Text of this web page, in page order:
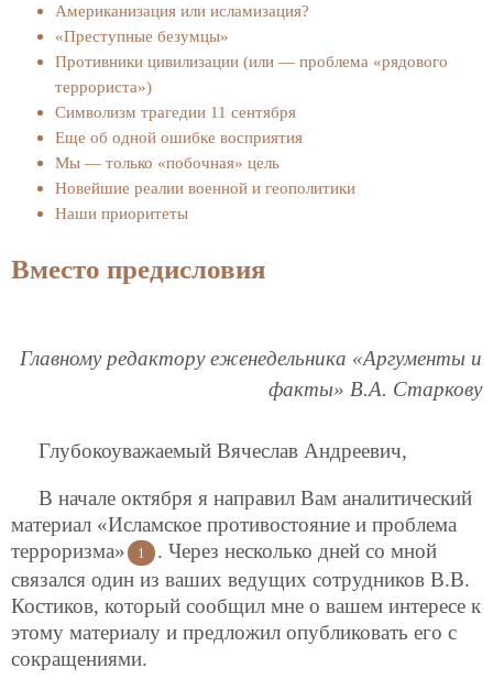
Американизация или исламизация?
«Преступные безумцы»
Противники цивилизации (или — проблема «рядового
террориста»)
Символизм трагедии 11 сентября
Еще об одной ошибке восприятия
Мы — только «побочная» цель
Новейшие реалии военной и геополитики
Наши приоритеты
Вместо предисловия
Главному редактору еженедельника «Аргументы и
факты» В.А. Старкову
Глубокоуважаемый Вячеслав Андреевич,
В начале октября я направил Вам аналитический
материал «Исламское противостояние и проблема
терроризма»
1
. Через несколько дней со мной
связался один из ваших ведущих сотрудников В.В.
Костиков, который сообщил мне о вашем интересе к
этому материалу и предложил опубликовать его с
сокращениями.